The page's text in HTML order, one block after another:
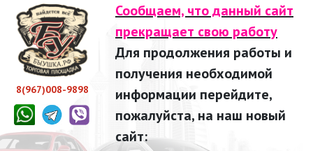
8(967)008-9898
Сообщаем, что данный сайт
прекращает свою работу
Для продолжения работы и
получения необходимой
информации перейдите,
пожалуйста, на наш новый
сайт: